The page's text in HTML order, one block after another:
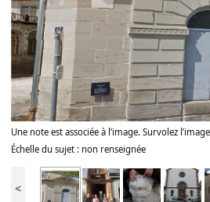
Une note est associée à l’image. Survolez
Échelle du sujet : non renseignée
<